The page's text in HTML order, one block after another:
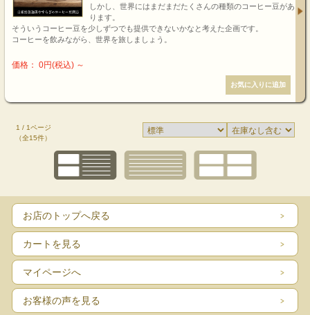
しかし、世界にはまだまだたくさんの種類のコーヒー豆があ
ります。
そういうコーヒー豆を少しずつでも提供できないかなと考えた企画です。
コーヒーを飲みながら、世界を旅しましょう。
価格： 0円(税込) ～
1 / 1ページ
（全15件）
お店のトップへ戻る
カートを見る
マイページへ
お客様の声を見る